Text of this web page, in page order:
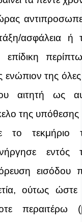
ασφάλεια ή
ενώπιον της όλες
αιτητή ως
της υπόθεσης
τεκμήριο
εντός
εισόδου
ούτως
περαιτέρω